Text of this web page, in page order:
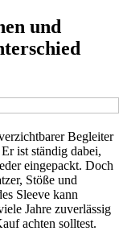
und
Begleiter
ist ständig dabei,
eingepackt. Doch
Stöße und
Sleeve kann
Jahre zuverlässig
achten solltest.